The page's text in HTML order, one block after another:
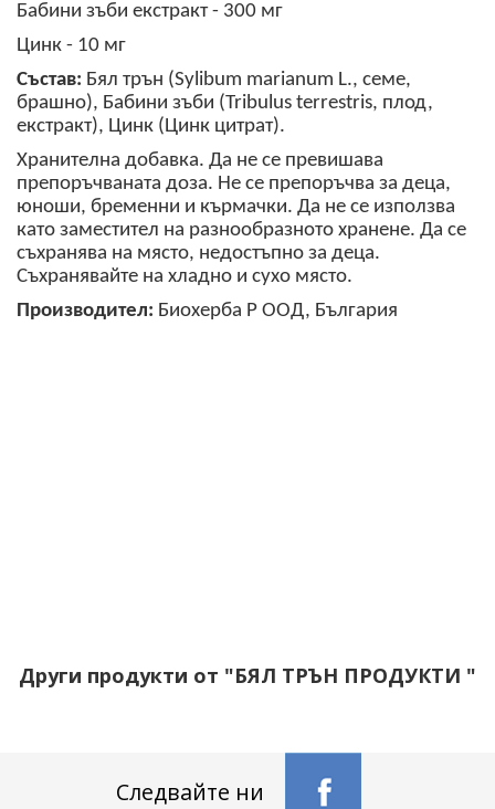
Бабини зъби екстракт - 300 мг
Цинк - 10 мг
Състав: Бял трън (Sylibum marianum L., семе,
брашно), Бабини зъби (Tribulus terrestris, плод,
екстракт), Цинк (Цинк цитрат).
Хранителна добавка. Да не се превишава
препоръчваната доза. Не се препоръчва за деца,
юноши, бременни и кърмачки. Да не се използва
като заместител на разнообразното хранене. Да се ​​
съхранява на място, недостъпно за деца.
Съхранявайте на хладно и сухо място.
Производител: Биохерба Р ООД, България
Други продукти от "БЯЛ ТРЪН ПРОДУКТИ "
Следвайте ни